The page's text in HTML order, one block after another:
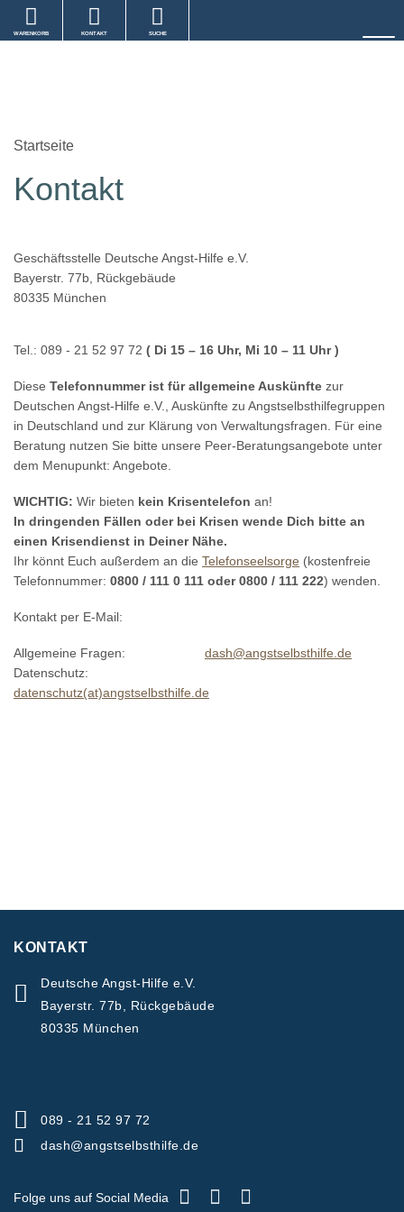
WARENKORB KONTAKT SUCHE
Startseite
Kontakt
Geschäftsstelle Deutsche Angst-Hilfe e.V.
Bayerstr. 77b, Rückgebäude
80335 München
Tel.: 089 - 21 52 97 72 ( Di 15 – 16 Uhr, Mi 10 – 11 Uhr )
Diese Telefonnummer ist für allgemeine Auskünfte zur
Deutschen Angst-Hilfe e.V., Auskünfte zu Angstselbsthilfegruppen
in Deutschland und zur Klärung von Verwaltungsfragen. Für eine
Beratung nutzen Sie bitte unsere Peer-Beratungsangebote unter
dem Menupunkt: Angebote.
WICHTIG: Wir bieten kein Krisentelefon an!
In dringenden Fällen oder bei Krisen wende Dich bitte an
einen Krisendienst in Deiner Nähe.
Ihr könnt Euch außerdem an die Telefonseelsorge (kostenfreie
Telefonnummer: 0800 / 111 0 111 oder 0800 / 111 222) wenden.
Kontakt per E-Mail:
Allgemeine Fragen: dash@angstselbsthilfe.de
Datenschutz:
datenschutz(at)angstselbsthilfe.de
KONTAKT
Deutsche Angst-Hilfe e.V.
Bayerstr. 77b, Rückgebäude
80335 München
089 - 21 52 97 72
dash@angstselbsthilfe.de
Folge uns auf Social Media